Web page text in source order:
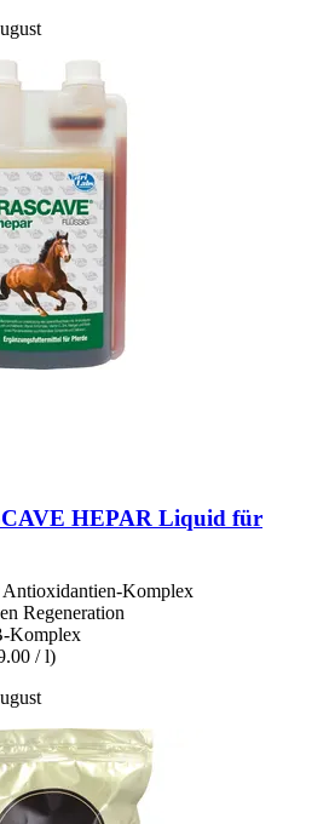
HEPAR Liquid für
Antioxidantien-Komplex
Regeneration
Komplex
/ l)